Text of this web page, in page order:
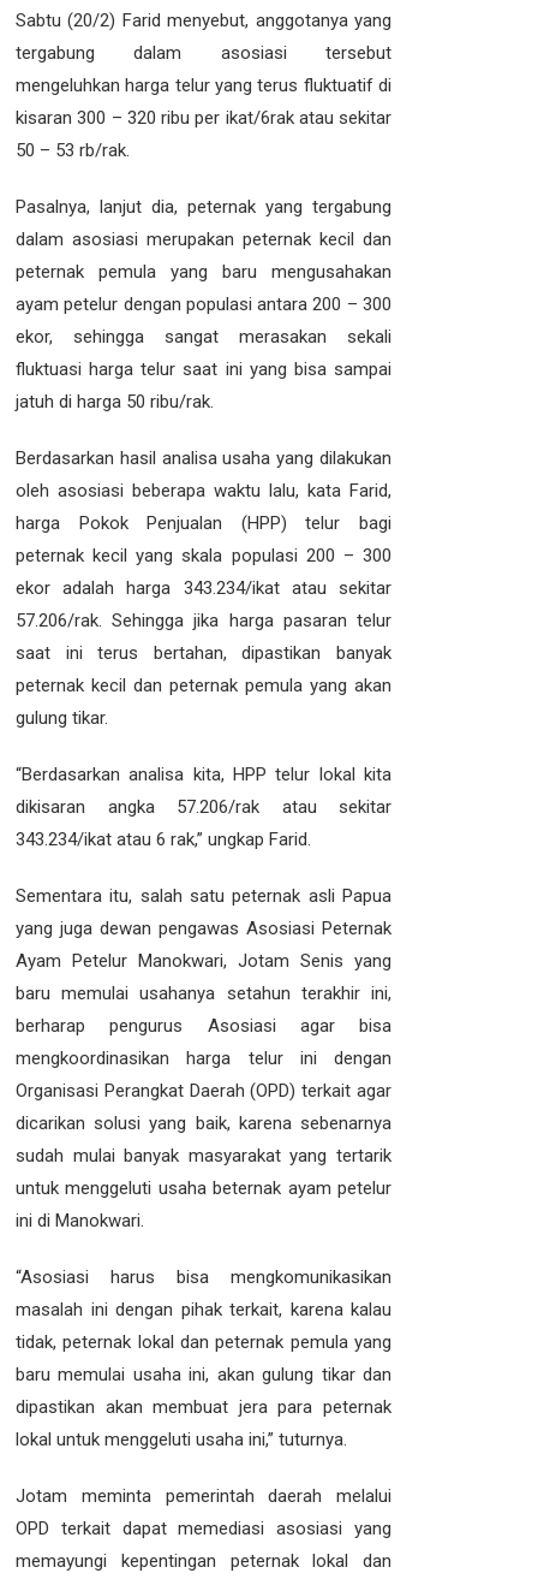
Sabtu (20/2) Farid menyebut, anggotanya yang
tergabung dalam asosiasi tersebut
mengeluhkan harga telur yang terus fluktuatif di
kisaran 300 – 320 ribu per ikat/6rak atau sekitar
50 – 53 rb/rak.
Pasalnya, lanjut dia, peternak yang tergabung
dalam asosiasi merupakan peternak kecil dan
peternak pemula yang baru mengusahakan
ayam petelur dengan populasi antara 200 – 300
ekor, sehingga sangat merasakan sekali
fluktuasi harga telur saat ini yang bisa sampai
jatuh di harga 50 ribu/rak.
Berdasarkan hasil analisa usaha yang dilakukan
oleh asosiasi beberapa waktu lalu, kata Farid,
harga Pokok Penjualan (HPP) telur bagi
peternak kecil yang skala populasi 200 – 300
ekor adalah harga 343.234/ikat atau sekitar
57.206/rak. Sehingga jika harga pasaran telur
saat ini terus bertahan, dipastikan banyak
peternak kecil dan peternak pemula yang akan
gulung tikar.
“Berdasarkan analisa kita, HPP telur lokal kita
dikisaran angka 57.206/rak atau sekitar
343.234/ikat atau 6 rak,” ungkap Farid.
Sementara itu, salah satu peternak asli Papua
yang juga dewan pengawas Asosiasi Peternak
Ayam Petelur Manokwari, Jotam Senis yang
baru memulai usahanya setahun terakhir ini,
berharap pengurus Asosiasi agar bisa
mengkoordinasikan harga telur ini dengan
Organisasi Perangkat Daerah (OPD) terkait agar
dicarikan solusi yang baik, karena sebenarnya
sudah mulai banyak masyarakat yang tertarik
untuk menggeluti usaha beternak ayam petelur
ini di Manokwari.
“Asosiasi harus bisa mengkomunikasikan
masalah ini dengan pihak terkait, karena kalau
tidak, peternak lokal dan peternak pemula yang
baru memulai usaha ini, akan gulung tikar dan
dipastikan akan membuat jera para peternak
lokal untuk menggeluti usaha ini,” tuturnya.
Jotam meminta pemerintah daerah melalui
OPD terkait dapat memediasi asosiasi yang
memayungi kepentingan peternak lokal dan